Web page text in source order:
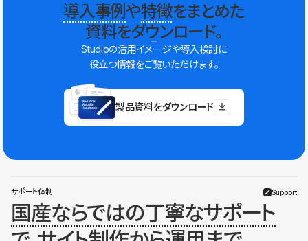
導入事例や特徴をまとめた
資料をダウンロード。
Studioの活用イメージや導入検討に
役立つ情報をご覧いただけます。
製品資料をダウンロード
サポート体制 Support
国産ならではの丁寧なサポート